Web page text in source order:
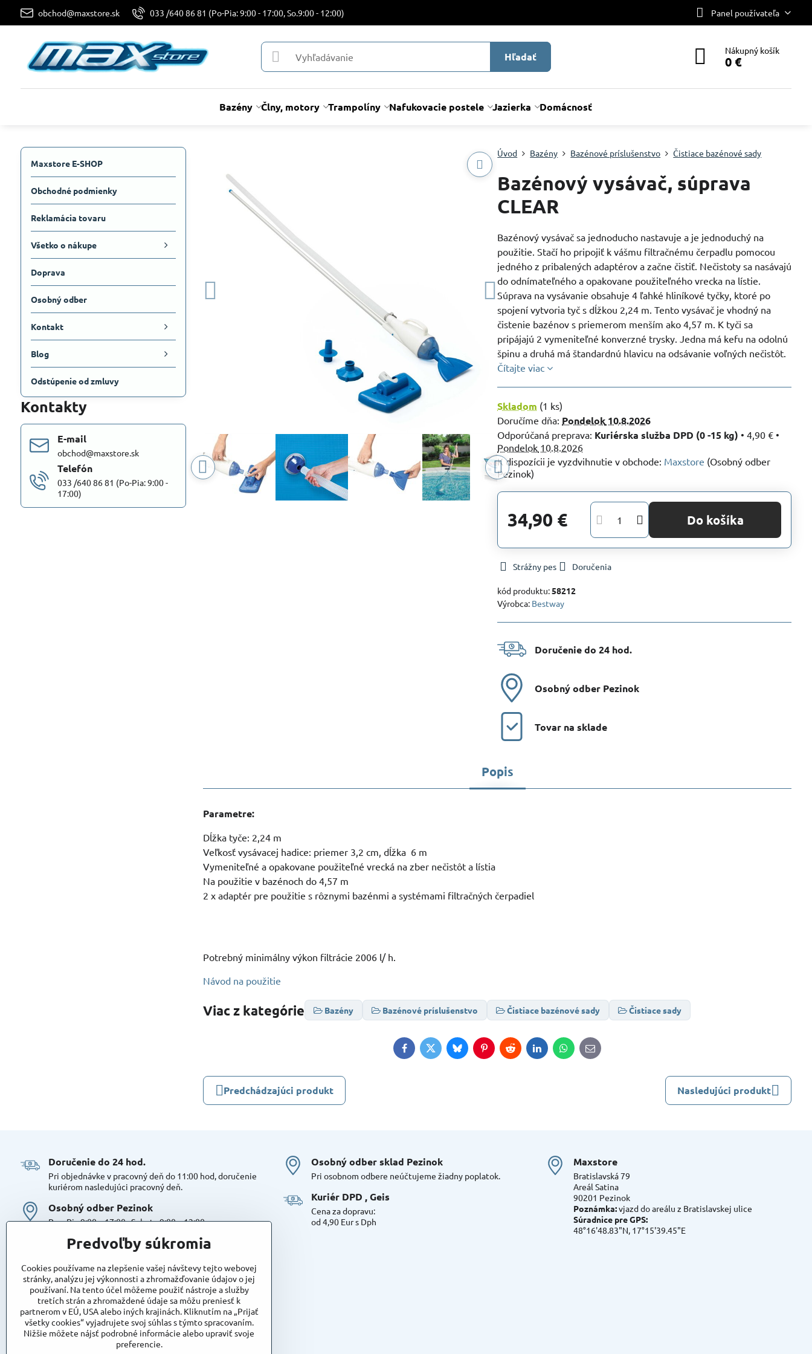
obchod@maxstore.sk 033 /640 86 81 (Po-Pia: 9:00 - 17:00, So.9:00 - 12:00) Panel používateľa
Hľadať Nákupný košík
0 €
Bazény Člny, motory Trampolíny Nafukovacie postele Jazierka Domácnosť
Úvod Bazény Bazénové príslušenstvo Čistiace bazénové sady
Bazénový vysávač, súprava
CLEAR
Bazénový vysávač sa jednoducho nastavuje a je jednoduchý na
použitie. Stačí ho pripojiť k vášmu filtračnému čerpadlu pomocou
jedného z pribalených adaptérov a začne čistiť. Nečistoty sa nasávajú
do odnímateľného a opakovane použiteľného vrecka na lístie.
Súprava na vysávanie obsahuje 4 ľahké hliníkové tyčky, ktoré po
spojení vytvoria tyč s dĺžkou 2,24 m. Tento vysávač je vhodný na
čistenie bazénov s priemerom menším ako 4,57 m. K tyči sa
pripájajú 2 vymeniteľné konverzné trysky. Jedna má kefu na odolnú
špinu a druhá má štandardnú hlavicu na odsávanie voľných nečistôt.
Čítajte viac
Skladom (1 ks)
Doručíme dňa: Pondelok 10.8.2026
Kuriérska služba DPD (0 -15 kg) •4,90 € •
Pondelok 10.8.2026
Maxstore (Osobný odber
Pezinok)
34,90 € Do košíka
Strážny pes Doručenia
kód produktu:58212
Výrobca: Bestway
Doručenie do 24 hod​.
Osobný odber Pezinok
Tovar na sklade
Popis
Parametre:
Dĺžka tyče: 2,24 m
Veľkosť vysávacej hadice: priemer 3,2 cm, dĺžka 6 m
Vymeniteľné a opakovane použiteľné vrecká na zber nečistôt a lístia
Na použitie v bazénoch do 4,57 m
2 x adaptér pre použitie s rôznymi bazénmi a systémami filtračných čerpadiel
Potrebný minimálny výkon filtrácie 2006 l/ h.
Návod na použitie
Viac z kategórie Bazény Bazénové príslušenstvo Čistiace bazénové sady Čistiace sady
FacebookTwitterBlueskyPinterestRedditLinkedInWhatsApp
E-
mail
Predchádzajúci produkt Nasledujúci produkt
Maxstore E-SHOP
Obchodné podmienky
Reklamácia tovaru
Všetko o nákupe
Doprava
Osobný odber
Kontakt
Blog
Odstúpenie od zmluvy
Kontakty
E-mail
obchod@maxstore.sk
Telefón
033 /640 86 81 (Po-Pia: 9:00 -
17:00)
Doručenie do 24 hod​.
Pri objednávke v pracovný deň do 11:00 hod, doručenie
kuriérom nasledujúci pracovný deň.
Osobný odber Pezinok
Po – Pia 9:00 – 17:00 , Sobota 9:00 – 12:00
bezplatné parkovanie, možnosť doplniť objednávku alebo
dokúpiť tovar na mieste. Odborné poradenstvo
Tovar na sklade:
Dostupnosť:Skladom
Takto označený tovar máme skutočne na sklade
pripravený k osobnému odberu, alebo na odoslanie!
Objednávky
Osobný odber sklad Pezinok
Pri osobnom odbere neúčtujeme žiadny poplatok.
Kuriér DPD , Geis
Cena za dopravu:
od 4,90 Eur s Dph
Maxstore
Bratislavská 79
Areál Satina
90201 Pezinok
Poznámka:vjazd do areálu z Bratislavskej ulice
Súradnice pre GPS:
48°16'48.83"N, 17°15'39.45"E
Predvoľby súkromia
Cookies používame na zlepšenie vašej návštevy tejto webovej
stránky, analýzu jej výkonnosti a zhromažďovanie údajov o jej
používaní. Na tento účel môžeme použiť nástroje a služby
tretích strán a zhromaždené údaje sa môžu preniesť k
partnerom v EÚ, USA alebo iných krajinách. Kliknutím na „Prijať
všetky cookies“ vyjadrujete svoj súhlas s týmto spracovaním.
Nižšie môžete nájsť podrobné informácie alebo upraviť svoje
preferencie.